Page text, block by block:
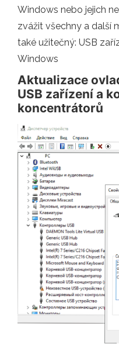
Windows nebo jejich
zvážit všechny a další
také užitečný: USB
Windows
Aktualizace
USB zařízení a
koncentrátorů